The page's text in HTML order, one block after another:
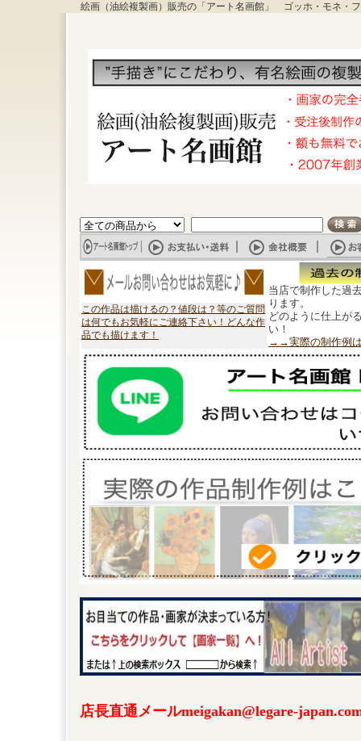
絵画（油絵複製画）販売の「アート名画館」 ゴッホ・モネ・
この作品は描けるの？値段は？等のご質問
は何でもお気軽にご連絡下さい！どんな作
品でも描けます！
当店で制作した過
ります。
どのように仕上が
い！
→→実際の制作例
店長直通メールmeigakan@legare-